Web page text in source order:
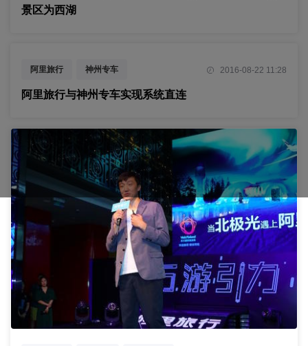
景区为西湖
阿里旅行 神州专车 2016-08-22 11:28
阿里旅行与神州专车实现系统直连